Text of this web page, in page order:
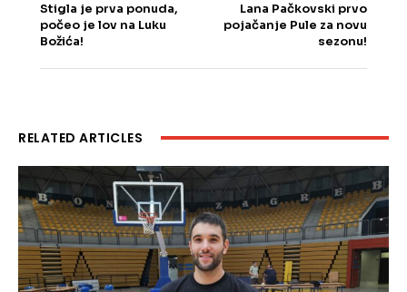
Stigla je prva ponuda,
počeo je lov na Luku
Božića!
Lana Pačkovski prvo
pojačanje Pule za novu
sezonu!
RELATED ARTICLES